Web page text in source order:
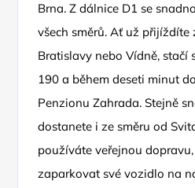
Brna. Z dálnice D1 se
všech směrů. Ať už přijíždíte
Bratislavy nebo Vídně, stačí
190 a během deseti minut
Penzionu Zahrada. Stejně
dostanete i ze směru od
používáte veřejnou
zaparkovat své vozidlo na